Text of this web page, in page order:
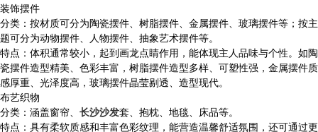
装饰摆件
分类：按材质可分为陶瓷摆件、树脂摆件、金属摆件、玻璃摆件等；按主
题可分为动物摆件、人物摆件、抽象艺术摆件等。
特点：体积通常较小，起到画龙点睛作用，能体现主人品味与个性。如陶
瓷摆件造型精美、色彩丰富，树脂摆件造型多样、可塑性强，金属摆件质
感厚重、光泽度高，玻璃摆件晶莹剔透、造型现代。
布艺织物
分类：涵盖窗帘、 长沙沙发套、抱枕、地毯、床品等。
特点：具有柔软质感和丰富色彩纹理，能营造温馨舒适氛围，还可通过更